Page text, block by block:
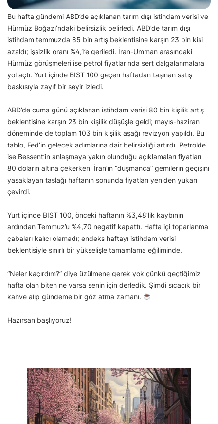
Bu hafta gündemi ABD’de açıklanan tarım dışı istihdam verisi ve
Hürmüz Boğazı’ndaki belirsizlik belirledi. ABD’de tarım dışı
istihdam temmuzda 85 bin artış beklentisine karşın 23 bin kişi
azaldı; işsizlik oranı %4,1’e geriledi. İran-Umman arasındaki
Hürmüz görüşmeleri ise petrol fiyatlarında sert dalgalanmalara
yol açtı. Yurt içinde BIST 100 geçen haftadan taşınan satış
baskısıyla zayıf bir seyir izledi.
ABD’de cuma günü açıklanan istihdam verisi 80 bin kişilik artış
beklentisine karşın 23 bin kişilik düşüşle geldi; mayıs-haziran
döneminde de toplam 103 bin kişilik aşağı revizyon yapıldı. Bu
tablo, Fed’in gelecek adımlarına dair belirsizliği artırdı. Petrolde
ise Bessent’in anlaşmaya yakın olunduğu açıklamaları fiyatları
80 doların altına çekerken, İran’ın “düşmanca” gemilerin geçişini
yasaklayan taslağı haftanın sonunda fiyatları yeniden yukarı
çevirdi.
Yurt içinde BIST 100, önceki haftanın %3,48’lik kaybının
ardından Temmuz’u %4,70 negatif kapattı. Hafta içi toparlanma
çabaları kalıcı olamadı; endeks haftayı istihdam verisi
beklentisiyle sınırlı bir yükselişle tamamlama eğiliminde.
“Neler kaçırdım?” diye üzülmene gerek yok çünkü geçtiğimiz
hafta olan biten ne varsa senin için derledik. Şimdi sıcacık bir
kahve alıp gündeme bir göz atma zamanı.
Hazırsan başlıyoruz!